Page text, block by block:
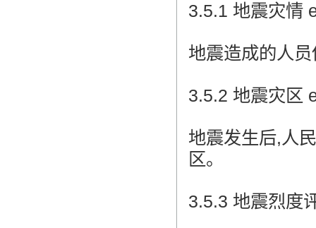
3.5.1 地震灾情
地震造成的人
3.5.2 地震灾区
地震发生后,人
区。
3.5.3 地震烈度